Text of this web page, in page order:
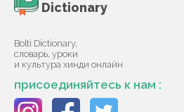
Dictionary
Bolti Dictionary,
словарь, уроки
и культура хинди онлайн
присоединяйтесь к нам :